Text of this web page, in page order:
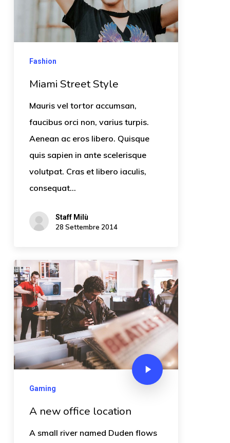
Fashion
Miami Street Style
Mauris vel tortor accumsan,
faucibus orci non, varius turpis.
Aenean ac eros libero. Quisque
quis sapien in ante scelerisque
volutpat. Cras et libero iaculis,
consequat…
Staff Milù
28 Settembre 2014
Gaming
A new office location
A small river named Duden flows